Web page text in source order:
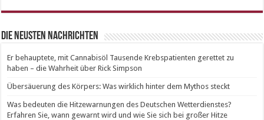
Die neusten Nachrichten
Er behauptete, mit Cannabisöl Tausende Krebspatienten gerettet zu
haben – die Wahrheit über Rick Simpson
Übersäuerung des Körpers: Was wirklich hinter dem Mythos steckt
Was bedeuten die Hitzewarnungen des Deutschen Wetterdienstes?
Erfahren Sie, wann gewarnt wird und wie Sie sich bei großer Hitze